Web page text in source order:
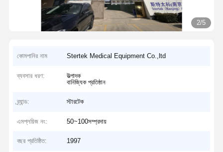
2/5
কোমপানির নাম Stertek Medical Equipment Co.,ltd
ব্যবসার ধরণ:
উত্পাদক
বানিজ্যিক প্রতিষ্ঠান
ব্র্যান্ড: স্টারটেক
এমপ্লয়িজ নং: 50~100সম্প্রদায়
বছর প্রতিষ্ঠিত: 1997